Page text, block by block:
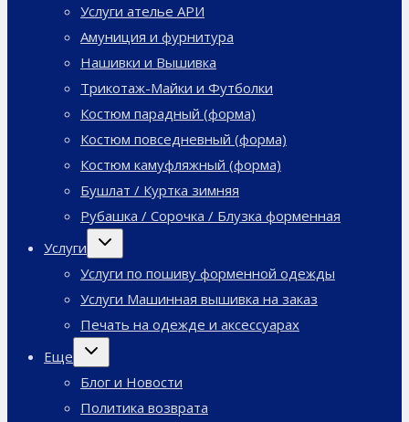
Услуги ателье АРИ
Амуниция и фурнитура
Нашивки и Вышивка
Трикотаж-Майки и Футболки
Костюм парадный (форма)
Костюм повседневный (форма)
Костюм камуфляжный (форма)
Бушлат / Куртка зимняя
Рубашка / Сорочка / Блузка форменная
Услуги
Переключить
дочернее
Услуги по пошиву форменной одежды
Услуги Машинная вышивка на заказ
Печать на одежде и аксессуарах
Еще
Переключить
дочернее
Блог и Новости
Политика возврата